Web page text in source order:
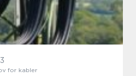
for kabler